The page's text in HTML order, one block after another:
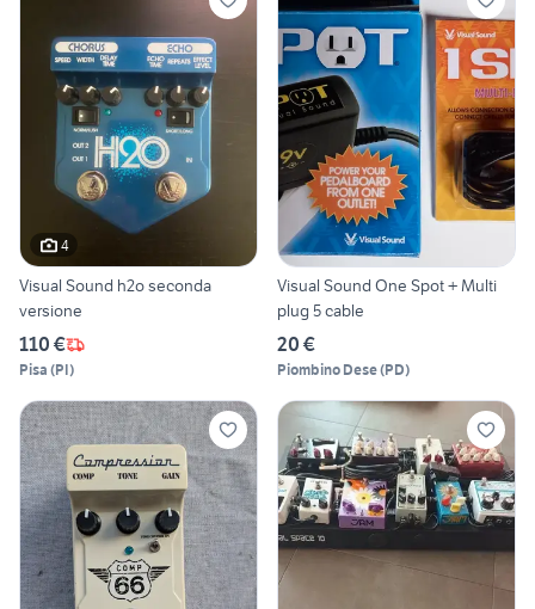
4
Visual Sound h2o seconda
versione
110 €
Pisa (PI)
Visual Sound One Spot + Multi
plug 5 cable
20 €
Piombino Dese(PD)